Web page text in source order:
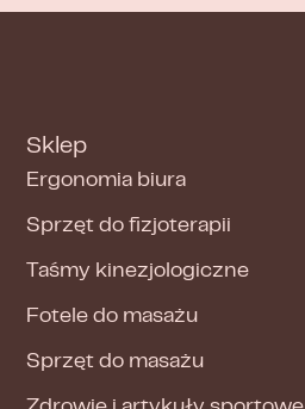
Sklep
Ergonomia biura
Sprzęt do fizjoterapii
Taśmy kinezjologiczne
Fotele do masażu
Sprzęt do masażu